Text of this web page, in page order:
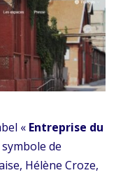
« Entreprise du
symbole de
Hélène Croze,